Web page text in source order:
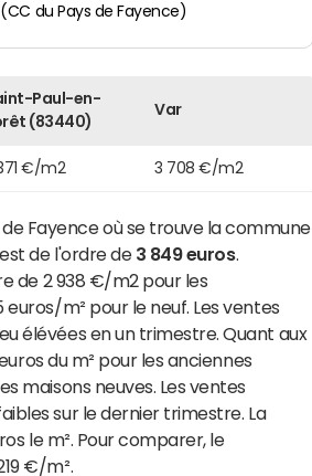
du Pays de Fayence)
Paul-en-
(83440)
Var
€/m2 3 708 €/m2
Fayence où se trouve la commune
de l'ordre de 3 849 euros.
de 2 938 €/m2 pour les
m² pour le neuf. Les ventes
élévées en un trimestre. Quant aux
du m² pour les anciennes
maisons neuves. Les ventes
sur le dernier trimestre. La
le m². Pour comparer, le
€/m².